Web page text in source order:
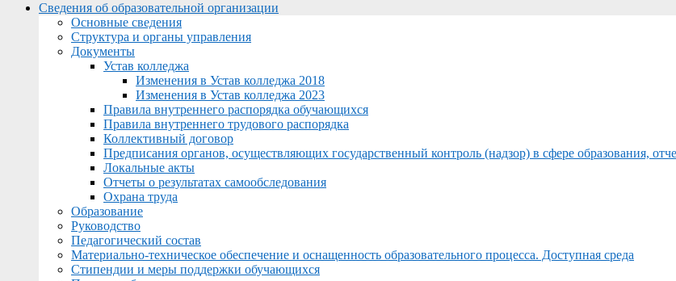
Menu
Сведения об образовательной организации
Основные сведения
Структура и органы управления
Документы
Устав колледжа
Изменения в Устав колледжа 2018
Изменения в Устав колледжа 2023
Правила внутреннего распорядка обучающихся
Правила внутреннего трудового распорядка
Коллективный договор
Предписания органов, осуществляющих государственный контроль (надзор) в сфере образования,
Локальные акты
Отчеты о результатах самообследования
Охрана труда
Образование
Руководство
Педагогический состав
Материально-техническое обеспечение и оснащенность образовательного процесса. Доступная среда
Стипендии и меры поддержки обучающихся